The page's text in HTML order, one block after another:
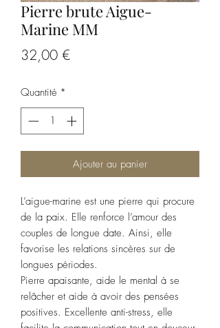
Pierre brute Aigue-
Marine MM
32,00 €Prix
Quantité *
Ajouter au panier
L’aigue-marine est une pierre qui procure
de la paix. Elle renforce l’amour des
couples de longue date. Ainsi, elle
favorise les relations sincères sur de
longues périodes.
Pierre apaisante, aide le mental à se
relâcher et aide à avoir des pensées
positives. Excellente anti-stress, elle